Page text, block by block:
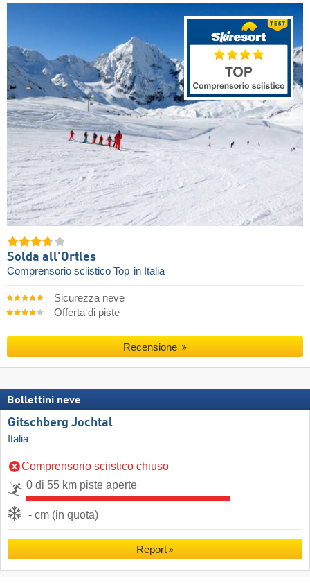
Solda all'Ortles
Comprensorio sciistico Top in Italia
Sicurezza neve
Offerta di piste
Recensione
Bollettini neve
Gitschberg Jochtal
Italia
Comprensorio sciistico chiuso
0 di 55 km piste aperte
- cm (in quota)
Report